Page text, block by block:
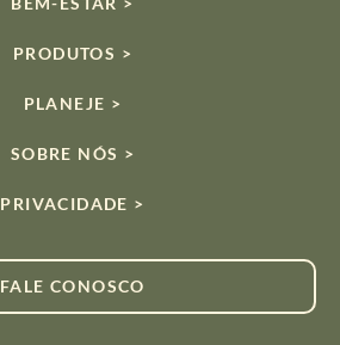
PRODUTOS >
PLANEJE >
SOBRE NÓS >
PRIVACIDADE >
FALE CONOSCO